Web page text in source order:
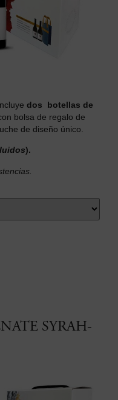
dos botellas de
bolsa de regalo de
de diseño único.
).
SYRAH-